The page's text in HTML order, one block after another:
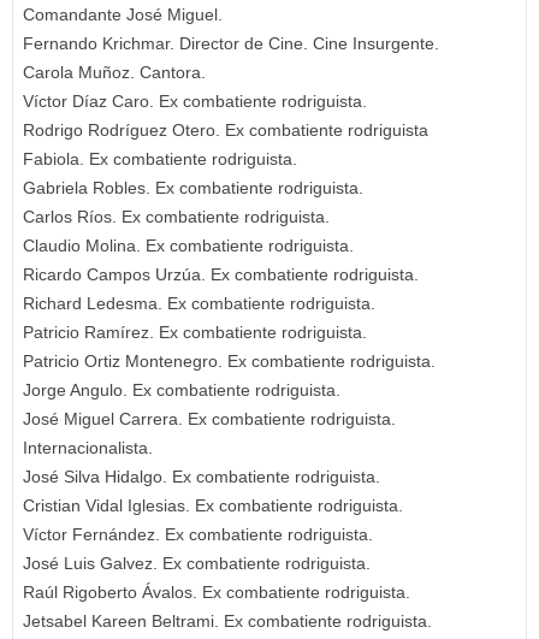
Comandante José Miguel.
Fernando Krichmar. Director de Cine. Cine Insurgente.
Carola Muñoz. Cantora.
Víctor Díaz Caro. Ex combatiente rodriguista.
Rodrigo Rodríguez Otero. Ex combatiente rodriguista
Fabiola. Ex combatiente rodriguista.
Gabriela Robles. Ex combatiente rodriguista.
Carlos Ríos. Ex combatiente rodriguista.
Claudio Molina. Ex combatiente rodriguista.
Ricardo Campos Urzúa. Ex combatiente rodriguista.
Richard Ledesma. Ex combatiente rodriguista.
Patricio Ramírez. Ex combatiente rodriguista.
Patricio Ortiz Montenegro. Ex combatiente rodriguista.
Jorge Angulo. Ex combatiente rodriguista.
José Miguel Carrera. Ex combatiente rodriguista.
Internacionalista.
José Silva Hidalgo. Ex combatiente rodriguista.
Cristian Vidal Iglesias. Ex combatiente rodriguista.
Víctor Fernández. Ex combatiente rodriguista.
José Luis Galvez. Ex combatiente rodriguista.
Raúl Rigoberto Ávalos. Ex combatiente rodriguista.
Jetsabel Kareen Beltrami. Ex combatiente rodriguista.